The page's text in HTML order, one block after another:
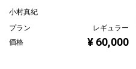
小村真紀
プラン
レギュラー
価格
¥ 60,000